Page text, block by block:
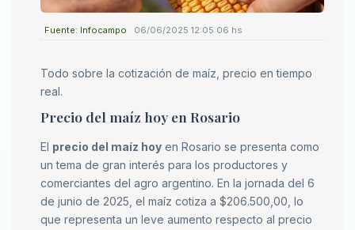
Fuente: Infocampo 06/06/2025 12:05:06 hs
Todo sobre la cotización de maíz, precio en tiempo
real.
Precio del maíz hoy en Rosario
El precio del maíz hoy en Rosario se presenta como
un tema de gran interés para los productores y
comerciantes del agro argentino. En la jornada del 6
de junio de 2025, el maíz cotiza a $206.500,00, lo
que representa un leve aumento respecto al precio